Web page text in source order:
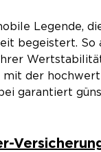
Legende,
begeistert. So
mit der
garantiert